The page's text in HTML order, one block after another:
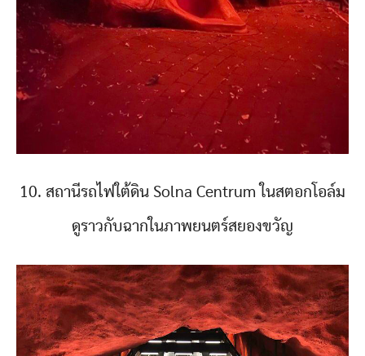
10. สถานีรถไฟใต้ดิน Solna Centrum ในสตอกโอล์ม
ดูราวกับฉากในภาพยนตร์สยองขวัญ